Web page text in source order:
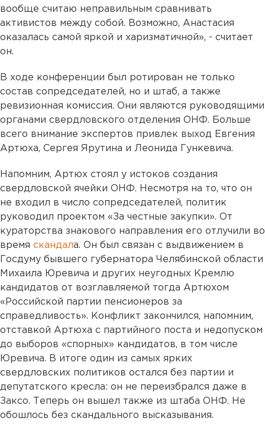
вообще считаю неправильным сравнивать
активистов между собой. Возможно, Анастасия
оказалась самой яркой и харизматичной», - считает
он.
В ходе конференции был ротирован не только
состав сопредседателей, но и штаб, а также
ревизионная комиссия. Они являются руководящими
органами свердловского отделения ОНФ. Больше
всего внимание экспертов привлек выход Евгения
Артюха, Сергея Ярутина и Леонида Гункевича.
Напомним, Артюх стоял у истоков создания
свердловской ячейки ОНФ. Несмотря на то, что он
не входил в число сопредседателей, политик
руководил проектом «За честные закупки». От
кураторства знакового направления его отлучили во
время скандала. Он был связан с выдвижением в
Госдуму бывшего губернатора Челябинской области
Михаила Юревича и других неугодных Кремлю
кандидатов от возглавляемой тогда Артюхом
«Российской партии пенсионеров за
справедливость». Конфликт закончился, напомним,
отставкой Артюха с партийного поста и недопуском
до выборов «спорных» кандидатов, в том числе
Юревича. В итоге один из самых ярких
свердловских политиков остался без партии и
депутатского кресла: он не переизбрался даже в
Заксо. Теперь он вышел также из штаба ОНФ. Не
обошлось без скандального высказывания.